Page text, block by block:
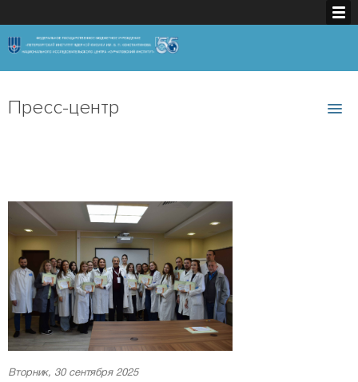
Пресс-центр
Вторник, 30 сентября 2025